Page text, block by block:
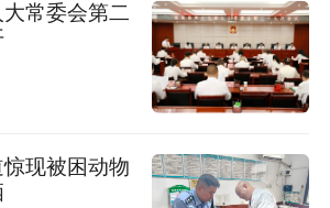
常委会第二
现被困动物